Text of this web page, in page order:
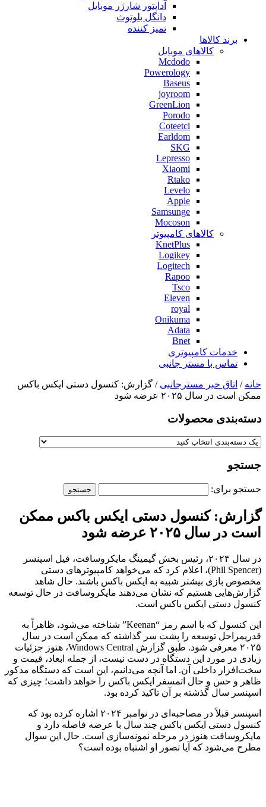
آداپتور شارژر موبایل
دانگل بلوتوث
تمیز کننده
برند کالاها
کالاهای موبایل
Mcdodo
Powerology
Baseus
joyroom
GreenLion
Porodo
Coteetci
Earldom
SKG
Lepresso
Xiaomi
Rtako
Levelo
Apple
Samsunge
Mocoson
کالاهای کامپیوتر
KnetPlus
Logikey
Logitech
Rapoo
Tsco
Eleven
royal
Onikuma
Adata
Bnet
خدمات کامپیوتری
تماس با مستر جانبی
خانه / اتاق خبر مسترجانبی / گزارش: کنسول دستی ایکس باکس
ممکن است در سال ۲۰۲۵ عرضه شود
دسته‌بندی‌ محصولات
جستجو
جستجو برای:
گزارش: کنسول دستی ایکس باکس ممکن
است در سال ۲۰۲۵ عرضه شود
در سال ۲۰۲۴، رئیس بخش گیمینگ مایکروسافت، فیل اسپنسر
(Phil Spencer)، اعلام کرد که می‌خواهد کامپیوترهای دستی
مخصوص بازی بیشتر شبیه به ایکس باکس باشند. حال شاهد
گزارش‌هایی هستیم که نشان می‌دهند مایکروسافت در حال توسعه
کنسول دستی ایکس باکس است.
این کنسول که با اسم رمز “Keenan” شناخته می‌شود، ظاهراً به
قدریمراحل توسعه را پشت سر گذاشته که ممکن است در سال
۲۰۲۵ معرفی شود. طبق گزارش Windows Central، هنوز جزئیات
زیادی در مورد این دستگاه در دست نیست، از جمله ابعاد، قیمت و
سخت‌افزار داخلی آن. اما آنچه می‌دانیم، این است که دستگاه مذکور
ظاهر و حس و حال اتمسفر ایکس باکس را خواهد داشت؛ چیزی که
اسپنسر سال گذشته بر آن تاکید کرده بود.
اسپنسر قبلاً در مصاحبه‌ای در نوامبر ۲۰۲۴ اشاره کرده بود که
کنسول دستی ایکس باکس چند سال با عرضه فاصله دارد و
مایکروسافت هنوز در مرحله نمونه‌سازی است. حال این سوال
مطرح می‌شود که آیا تصور او اشتباه بوده است؟